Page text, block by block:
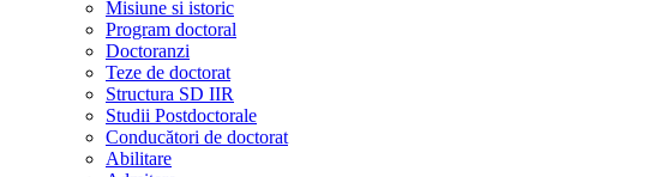
Misiune si istoric
Program doctoral
Doctoranzi
Teze de doctorat
Structura SD IIR
Studii Postdoctorale
Conducători de doctorat
Abilitare